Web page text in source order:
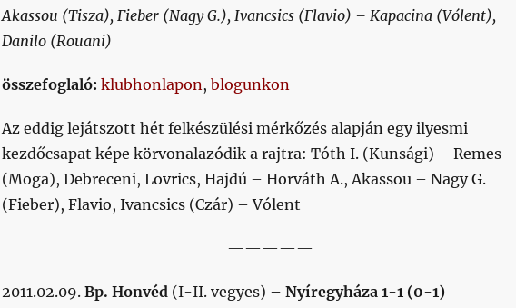
Akassou (Tisza), Fieber (Nagy G.), Ivancsics (Flavio) – Kapacina (Vólent),
Danilo (Rouani)
összefoglaló: klubhonlapon, blogunkon
Az eddig lejátszott hét felkészülési mérkőzés alapján egy ilyesmi
kezdőcsapat képe körvonalazódik a rajtra: Tóth I. (Kunsági) – Remes
(Moga), Debreceni, Lovrics, Hajdú – Horváth A., Akassou – Nagy G.
(Fieber), Flavio, Ivancsics (Czár) – Vólent
—————
2011.02.09. Bp. Honvéd (I-II. vegyes) – Nyíregyháza 1-1 (0-1)